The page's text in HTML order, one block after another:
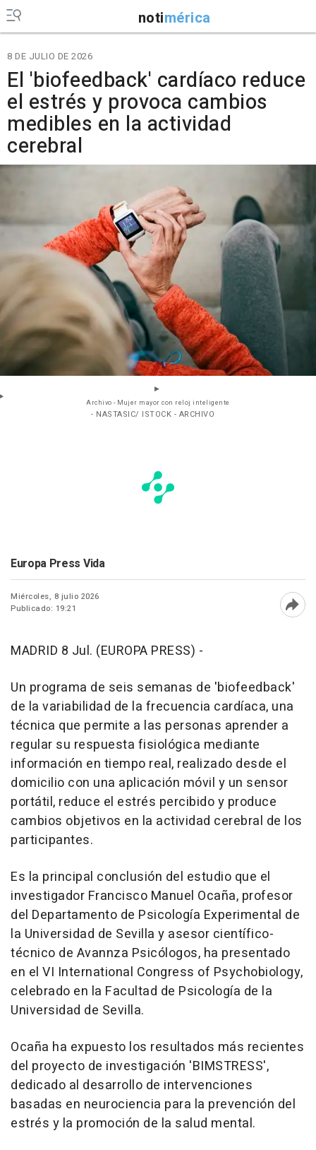
notimérica
8 DE JULIO DE 2026
El 'biofeedback' cardíaco reduce
el estrés y provoca cambios
medibles en la actividad
cerebral
Archivo - Mujer mayor con reloj inteligente
- NASTASIC/ ISTOCK - ARCHIVO
Europa Press Vida
Miércoles, 8 julio 2026
Publicado: 19:21
MADRID 8 Jul. (EUROPA PRESS) -
Un programa de seis semanas de 'biofeedback'
de la variabilidad de la frecuencia cardíaca, una
técnica que permite a las personas aprender a
regular su respuesta fisiológica mediante
información en tiempo real, realizado desde el
domicilio con una aplicación móvil y un sensor
portátil, reduce el estrés percibido y produce
cambios objetivos en la actividad cerebral de los
participantes.
Es la principal conclusión del estudio que el
investigador Francisco Manuel Ocaña, profesor
del Departamento de Psicología Experimental de
la Universidad de Sevilla y asesor científico-
técnico de Avannza Psicólogos, ha presentado
en el VI International Congress of Psychobiology,
celebrado en la Facultad de Psicología de la
Universidad de Sevilla.
Ocaña ha expuesto los resultados más recientes
del proyecto de investigación 'BIMSTRESS',
dedicado al desarrollo de intervenciones
basadas en neurociencia para la prevención del
estrés y la promoción de la salud mental.